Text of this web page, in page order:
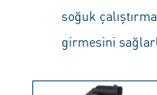
soğuk
girmesini